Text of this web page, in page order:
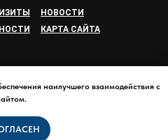
наилучшего взаимодействия с
НОВОСТИ
КАРТА САЙТА
Tilda